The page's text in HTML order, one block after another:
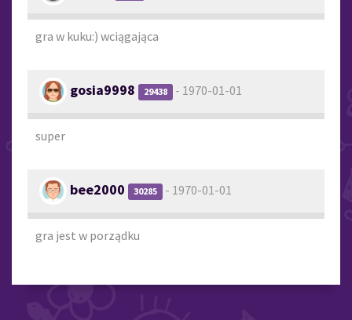
gra w kuku:) wciągająca
gosia9998 29438 - 1970-01-01
super
bee2000 30285 - 1970-01-01
gra jest w porządku